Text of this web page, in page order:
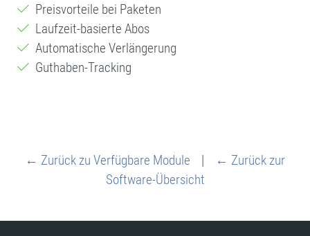
Preisvorteile bei Paketen
Laufzeit-basierte Abos
Automatische Verlängerung
Guthaben-Tracking
← Zurück zu Verfügbare Module |
← Zurück zur
Software-Übersicht